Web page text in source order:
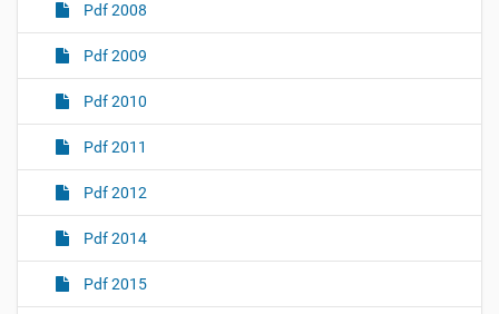
Pdf 2008
Pdf 2009
Pdf 2010
Pdf 2011
Pdf 2012
Pdf 2014
Pdf 2015